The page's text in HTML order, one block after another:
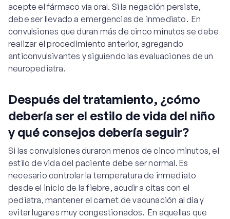
acepte el fármaco vía oral. Si la negación persiste,
debe ser llevado a emergencias de inmediato. En
convulsiones que duran más de cinco minutos se debe
realizar el procedimiento anterior, agregando
anticonvulsivantes y siguiendo las evaluaciones de un
neuropediatra.
Después del tratamiento, ¿cómo
debería ser el estilo de vida del niño
y qué consejos debería seguir?
Si las convulsiones duraron menos de cinco minutos, el
estilo de vida del paciente debe ser normal. Es
necesario controlar la temperatura de inmediato
desde el inicio de la fiebre, acudir a citas con el
pediatra, mantener el carnet de vacunación al día y
evitar lugares muy congestionados. En aquellas que